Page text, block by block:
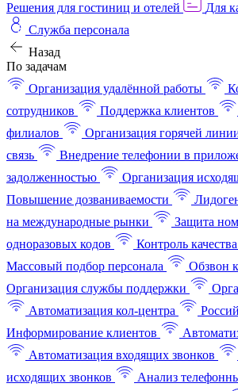
Решения для гостиниц и отелей
Для
Служба персонала
Назад
По задачам
Организация удалённой работы
сотрудников
Поддержка клиентов
филиалов
Организация горячей
связь
Внедрение телефонии в
задолженностью
Организация
Повышение дозваниваемости
на международные рынки
Защита
одноразовых кодов
Контроль
Массовый подбор персонала
Обзвон
Организация службы поддержки
Автоматизация кол-центра
Информирование клиентов
Автоматизация входящих звонков
исходящих звонков
Анализ